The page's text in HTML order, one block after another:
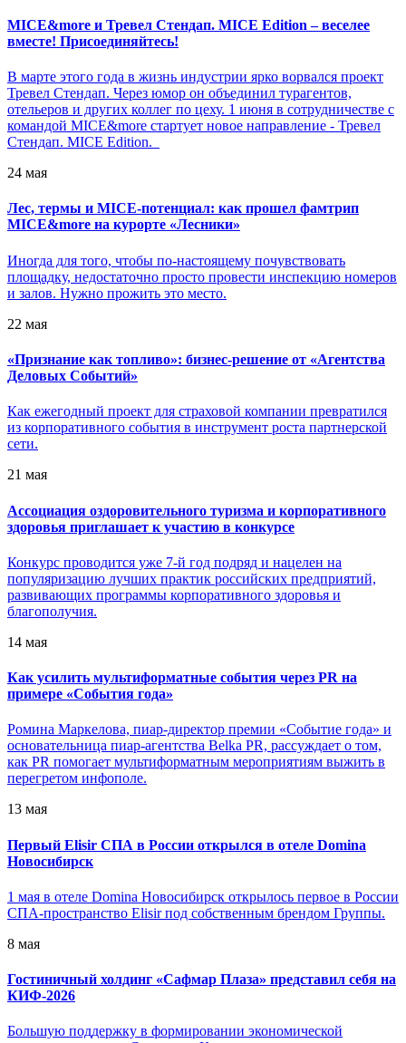
MICE&more и Тревел Стендап. MICE Edition – веселее
вместе! Присоединяйтесь!
В марте этого года в жизнь индустрии ярко ворвался проект
Тревел Стендап. Через юмор он объединил турагентов,
отельеров и других коллег по цеху. 1 июня в сотрудничестве с
командой MICE&more стартует новое направление - Тревел
Стендап. MICE Edition.
24 мая
Лес, термы и MICE-потенциал: как прошел фамтрип
MICE&more на курорте «Лесники»
Иногда для того, чтобы по-настоящему почувствовать
площадку, недостаточно просто провести инспекцию номеров
и залов. Нужно прожить это место.
22 мая
«Признание как топливо»: бизнес-решение от «Агентства
Деловых Событий»
Как ежегодный проект для страховой компании превратился
из корпоративного события в инструмент роста партнерской
сети.
21 мая
Ассоциация оздоровительного туризма и корпоративного
здоровья приглашает к участию в конкурсе
Конкурс проводится уже 7-й год подряд и нацелен на
популяризацию лучших практик российских предприятий,
развивающих программы корпоративного здоровья и
благополучия.
14 мая
Как усилить мультиформатные события через PR на
примере «События года»
Ромина Маркелова, пиар-директор премии «Событие года» и
основательница пиар-агентства Belka PR, рассуждает о том,
как PR помогает мультиформатным мероприятиям выжить в
перегретом инфополе.
13 мая
Первый Elisir СПА в России открылся в отеле Domina
Новосибирск
1 мая в отеле Domina Новосибирск открылось первое в России
СПА-пространство Elisir под собственным брендом Группы.
8 мая
Гостиничный холдинг «Сафмар Плаза» представил себя на
КИФ-2026
Большую поддержку в формировании экономической